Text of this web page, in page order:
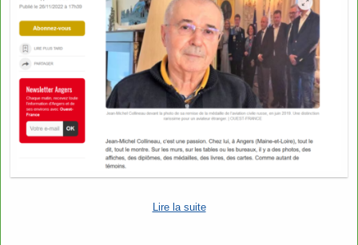
Lire la suite